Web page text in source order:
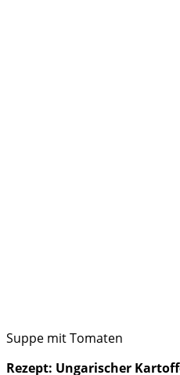
Suppe mit Tomaten
Rezept: Ungarischer